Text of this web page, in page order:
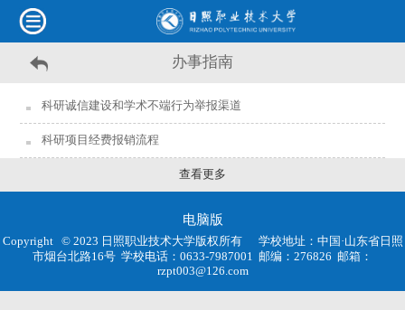
办事指南
科研诚信建设和学术不端行为举报渠道
科研项目经费报销流程
查看更多
电脑版
Copyright © 2023 日照职业技术大学版权所有
学校地址：中国·山东省日照
市烟台北路16号 学校电话：0633-7987001 邮编：276826 邮箱：
rzpt003@126.com